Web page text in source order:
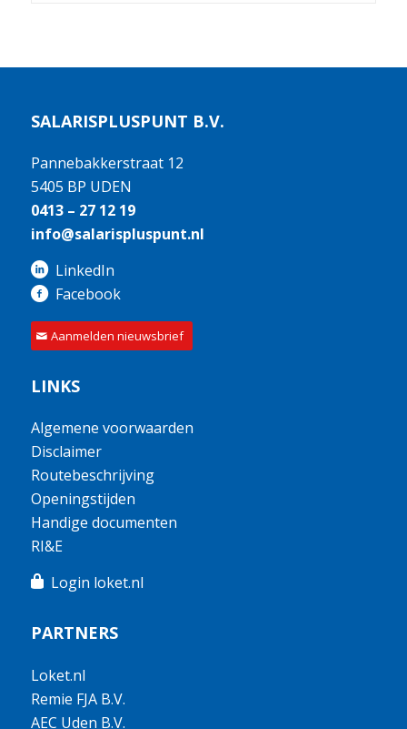
SALARISPLUSPUNT B.V.
Pannebakkerstraat 12
5405 BP UDEN
0413 – 27 12 19
info@salarispluspunt.nl
LinkedIn
Facebook
Aanmelden nieuwsbrief
LINKS
Algemene voorwaarden
Disclaimer
Routebeschrijving
Openingstijden
Handige documenten
RI&E
Login loket.nl
PARTNERS
Loket.nl
Remie FJA B.V.
AEC Uden B.V.